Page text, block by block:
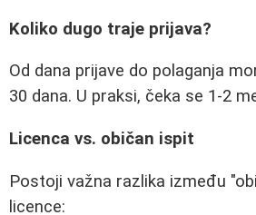
Koliko dugo traje prijava?
Od dana prijave do polaganja
30 dana. U praksi, čeka se 1-2
Licenca vs. običan ispit
Postoji važna razlika između
licence: